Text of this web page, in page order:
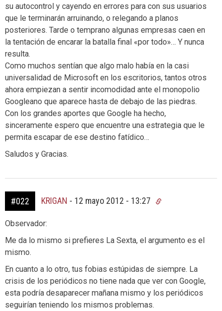
su autocontrol y cayendo en errores para con sus usuarios
que le terminarán arruinando, o relegando a planos
posteriores. Tarde o temprano algunas empresas caen en
la tentación de encarar la batalla final «por todo»… Y nunca
resulta.
Como muchos sentían que algo malo había en la casi
universalidad de Microsoft en los escritorios, tantos otros
ahora empiezan a sentir incomodidad ante el monopolio
Googleano que aparece hasta de debajo de las piedras.
Con los grandes aportes que Google ha hecho,
sinceramente espero que encuentre una estrategia que le
permita escapar de ese destino fatídico…
Saludos y Gracias.
#022 KRIGAN - 12 mayo 2012 - 13:27
Observador:
Me da lo mismo si prefieres La Sexta, el argumento es el
mismo.
En cuanto a lo otro, tus fobias estúpidas de siempre. La
crisis de los periódicos no tiene nada que ver con Google,
esta podría desaparecer mañana mismo y los periódicos
seguirían teniendo los mismos problemas.